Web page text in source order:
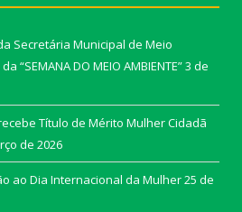
Secretária Municipal de Meio
“SEMANA DO MEIO AMBIENTE”3 de
Título de Mérito Mulher Cidadã
de 2026
ao Dia Internacional da Mulher25 de